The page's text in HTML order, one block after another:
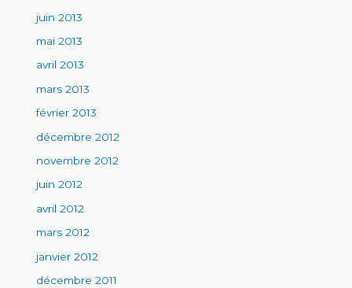
juin 2013
mai 2013
avril 2013
mars 2013
février 2013
décembre 2012
novembre 2012
juin 2012
avril 2012
mars 2012
janvier 2012
décembre 2011